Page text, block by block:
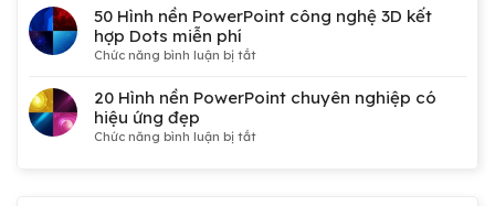
Mẫu
Đảng,
đoàn,
50 Hình nền PowerPoint công nghệ 3D kết
hợp Dots miễn phí
Chức năng bình luận bị tắtở
Hình
20 Hình nền PowerPoint chuyên nghiệp có
hiệu ứng đẹp
Chức năng bình luận bị tắtở